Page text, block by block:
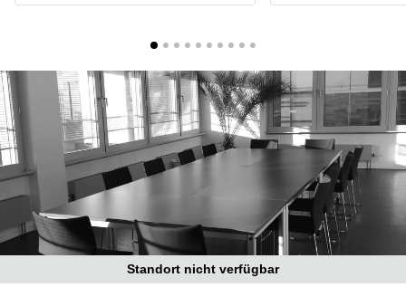
mieten
Hannover
Seminarraum
Düsseldorf
Büro
mieten
Neuss
Büro
mieten
21 Regus
Düsseldorf
Arcus
Torgauer
Str.
Mainzer
Landstraße
69
Frankfurt
Standort nicht verfügbar